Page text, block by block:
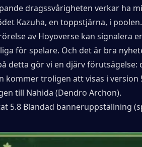
dragssvårigheten verkar ha
Kazuha, en toppstjärna, i poolen.
av Hoyoverse kan signalera
för spelare. Och det är bra
detta gör vi en djärv
kommer troligen att visas i version
till Nahida (Dendro Archon).
5.8 Blandad banneruppställning